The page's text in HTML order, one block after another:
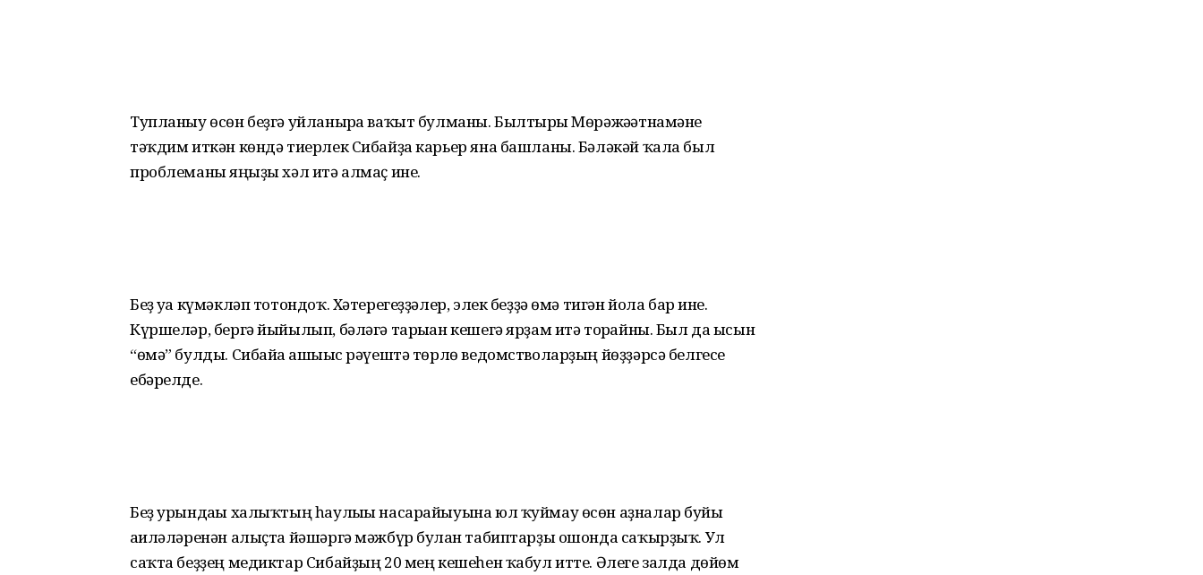
Тупланыу өсөн беҙгә уйланырға ваҡыт булманы. Былтырғы Мөрәжәғәтнамәне
тәҡдим иткән көндә тиерлек Сибайҙа карьер яна башланы. Бәләкәй ҡала был
проблеманы яңғыҙы хәл итә алмаҫ ине.
Беҙ уға күмәкләп тотондоҡ. Хәте­регеҙҙәлер, элек беҙҙә өмә тигән йола бар ине.
Күршеләр, бергә йыйылып, бәләгә тарыған кешегә ярҙам итә торғайны. Был да ысын
“өмә” булды. Сибайға ашығыс рәүештә төрлө ведомстволарҙың йөҙҙәрсә белгесе
ебәрелде.
Беҙ урындағы халыҡтың һаулығы насарайыуына юл ҡуймау өсөн аҙналар буйы
ғаиләләренән алыҫта йәшәргә мәжбүр булған табиптарҙы ошонда саҡырҙыҡ. Ул
саҡта беҙҙең медиктар Сибайҙың 20 мең кешеһен ҡабул итте. Әлеге залда дөйөм